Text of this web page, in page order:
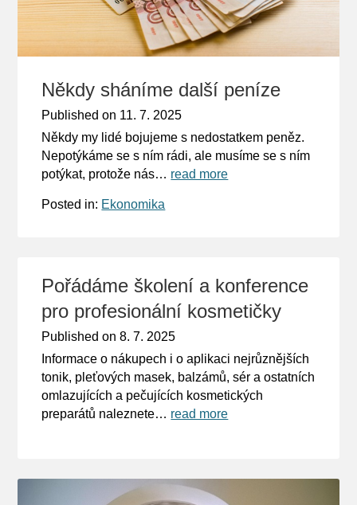
Někdy sháníme další peníze
Published on 11. 7. 2025
Někdy my lidé bojujeme s nedostatkem peněz.
Nepotýkáme se s ním rádi, ale musíme se s ním
potýkat, protože nás… read more
Posted in: Ekonomika
Pořádáme školení a konference
pro profesionální kosmetičky
Published on8. 7. 2025
Informace o nákupech i o aplikaci nejrůznějších
tonik, pleťových masek, balzámů, sér a ostatních
omlazujících a pečujících kosmetických
preparátů naleznete… read more